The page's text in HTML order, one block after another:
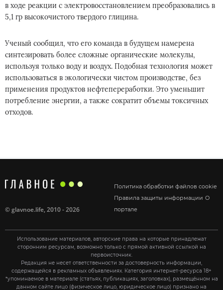
в ходе реакции с электровосстановлением преобразовались в
5,1 гр высокочистого твердого глицина.
Ученый сообщил, что его команда в будущем намерена
синтезировать более сложные органические молекулы,
используя только воду и воздух. Подобная технология может
использоваться в экологически чистом производстве, без
применения продуктов нефтепереработки. Это уменьшит
потребление энергии, а также сократит объемы токсичных
отходов.
Политика обработки файлов cookie
Правила защиты информации О
портале
©glavnoe.life, 2010 - 2026
Использование материалов, авторские права на которые принадлежат
сторонним ресурсам, возможно только с прямой активной ссылкой на
первоисточник.
Редакция не несет ответственности за достоверность информации,
содержащейся в рекламных объявлениях. Категория интернет-ресурса 18+
*упоминаемое в материале (статьях, публикациях, заголовках), размещённом на
данном сайте лицо (физическое лицо, юридическое лицо) признано на